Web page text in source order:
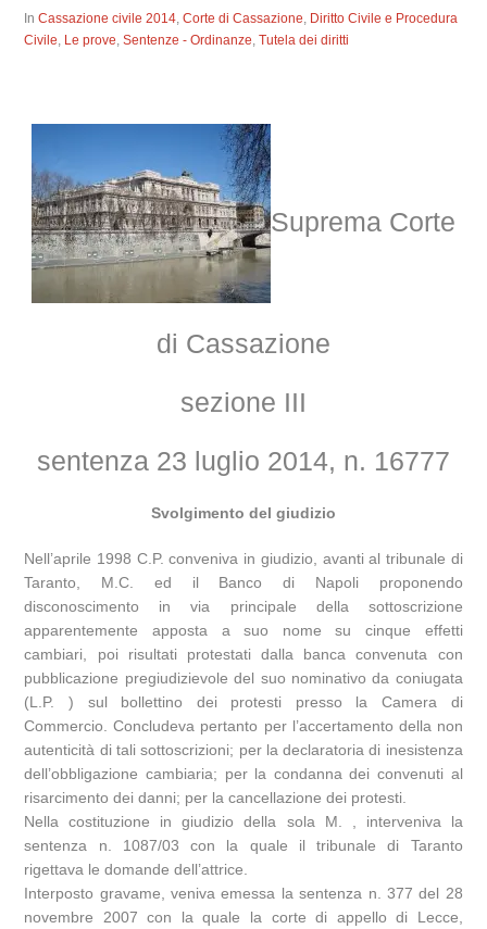
InCassazione civile 2014,Corte di Cassazione, Diritto Civile e Procedura
Civile, Le prove,Sentenze - Ordinanze,Tutela dei diritti
Suprema Corte
di Cassazione
sezione III
sentenza 23 luglio 2014, n. 16777
Svolgimento del giudizio
Nell’aprile 1998 C.P. conveniva in giudizio, avanti al tribunale di
Taranto, M.C. ed il Banco di Napoli proponendo
disconoscimento in via principale della sottoscrizione
apparentemente apposta a suo nome su cinque effetti
cambiari, poi risultati protestati dalla banca convenuta con
pubblicazione pregiudizievole del suo nominativo da coniugata
(L.P. ) sul bollettino dei protesti presso la Camera di
Commercio. Concludeva pertanto per l’accertamento della non
autenticità di tali sottoscrizioni; per la declaratoria di inesistenza
dell’obbligazione cambiaria; per la condanna dei convenuti al
risarcimento dei danni; per la cancellazione dei protesti.
Nella costituzione in giudizio della sola M. , interveniva la
sentenza n. 1087/03 con la quale il tribunale di Taranto
rigettava le domande dell’attrice.
Interposto gravame, veniva emessa la sentenza n. 377 del 28
novembre 2007 con la quale la corte di appello di Lecce,